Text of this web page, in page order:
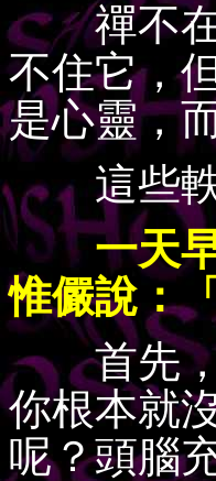
禪不在軼
不住它，
是心靈，
這些軼事
一天早上
惟儼說：
首先，沒
你根本就
呢？頭腦